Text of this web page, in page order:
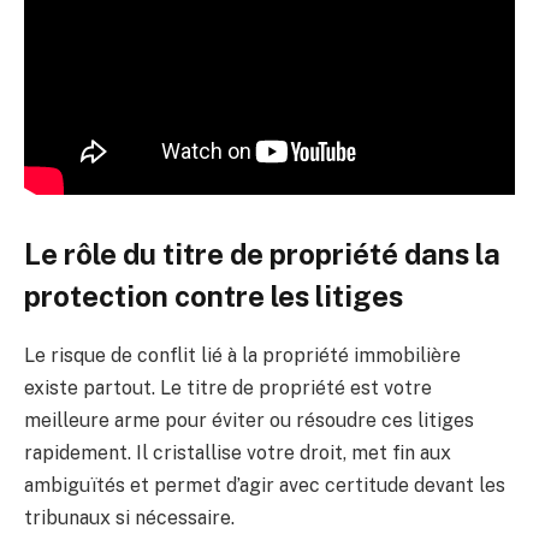
Le rôle du titre de propriété dans la
protection contre les litiges
Le risque de conflit lié à la propriété immobilière
existe partout. Le titre de propriété est votre
meilleure arme pour éviter ou résoudre ces litiges
rapidement. Il cristallise votre droit, met fin aux
ambiguïtés et permet d’agir avec certitude devant les
tribunaux si nécessaire.